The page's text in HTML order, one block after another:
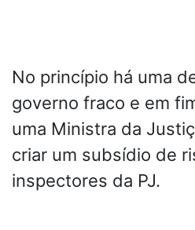
No princípio há uma
governo fraco e em
uma Ministra da
criar um subsídio de
inspectores da PJ.